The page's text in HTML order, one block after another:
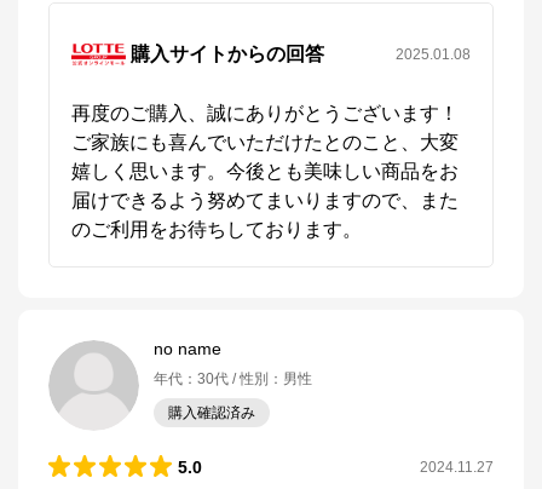
購入サイトからの回答 2025.01.08
再度のご購入、誠にありがとうございます！
ご家族にも喜んでいただけたとのこと、大変
嬉しく思います。今後とも美味しい商品をお
届けできるよう努めてまいりますので、また
no name
年代 ： 30代 性別 ： 男性
購入確認済み
5.0 2024.11.27